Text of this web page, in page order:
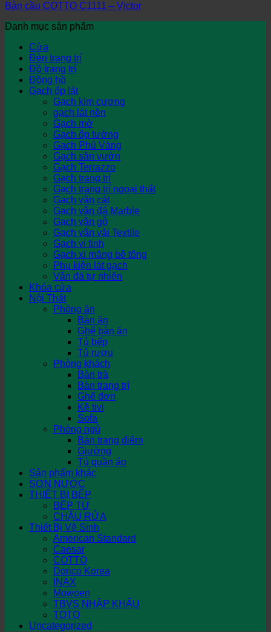
Bàn cầu COTTO C1111 – Victor
Danh mục sản phẩm
Cửa
Đèn trang trí
Đồ trang trí
Đồng hồ
Gạch ốp lát
Gạch kim cương
gạch lát nền
Gạch mờ
Gạch ốp tường
Gạch Phủ Vàng
Gạch sân vườn
Gạch Terrazzo
Gạch trang trí
Gạch trang trí ngoại thất
Gạch vân cát
Gạch vân đá Marble
Gạch vân gỗ
Gạch vân vải Textile
Gạch vi tinh
Gạch xi măng bê tông
Phụ kiện lát gạch
Vân đá tự nhiên
Khóa cửa
Nội Thất
Phòng ăn
Bàn ăn
Ghế bàn ăn
Tủ bếp
Tủ rượu
Phòng khách
Bàn trà
Bàn trang trí
Ghế đơn
Kệ tivi
Sofa
Phòng ngủ
Bàn trang điểm
Giường
Tủ quần áo
Sản phẩm khác
SƠN NƯỚC
THIẾT BỊ BẾP
BẾP TỪ
CHẬU RỬA
Thiết Bị Vệ Sinh
American Standard
Caesar
COTTO
Dorico Korea
INAX
Mowoen
TBVS NHẬP KHẨU
TOTO
Uncategorized